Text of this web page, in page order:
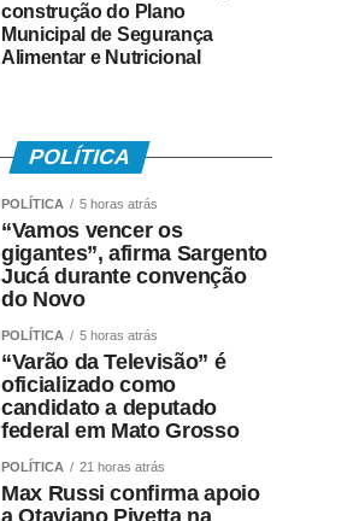
construção do Plano
Municipal de Segurança
Alimentar e Nutricional
POLÍTICA
POLÍTICA 5 horas atrás
“Vamos vencer os
gigantes”, afirma Sargento
Jucá durante convenção
do Novo
POLÍTICA 5 horas atrás
“Varão da Televisão” é
oficializado como
candidato a deputado
federal em Mato Grosso
POLÍTICA 21 horas atrás
Max Russi confirma apoio
a Otaviano Pivetta na